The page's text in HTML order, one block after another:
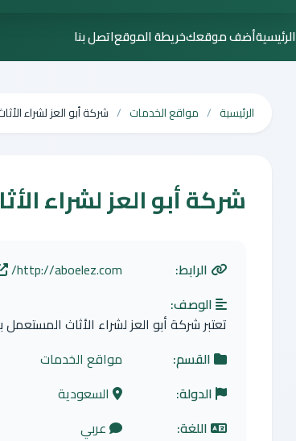
الرئيسيةأضف موقعكخريطة الموقعاتصل بنا
الرئيسية مواقع الخدمات شركة أبو العز لشراء
شركة أبو العز لشراء
الرابط:
http://aboelez.com/
الوصف:
تعتبر شركة أبو العز لشراء الأثاث
القسم:
مواقع الخدمات
الدولة:
السعودية
اللغة:
عربي